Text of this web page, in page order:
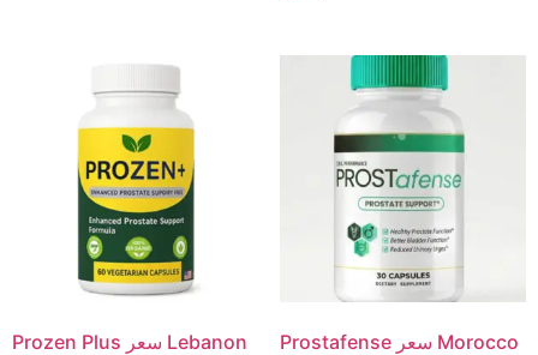
Prozen Plus سعر Lebanon Prostafense سعر Morocco